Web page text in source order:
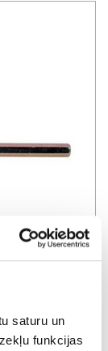
saturu un
funkcijas